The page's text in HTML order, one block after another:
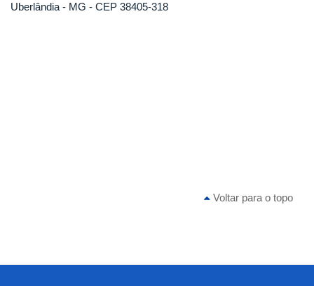
Uberlândia - MG - CEP 38405-318
Voltar para o topo